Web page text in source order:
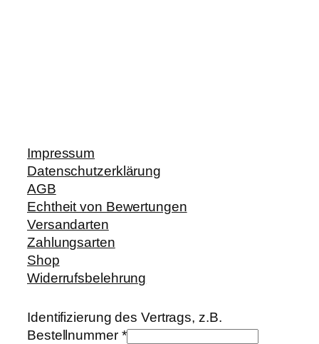
Impressum
Datenschutzerklärung
AGB
Echtheit von Bewertungen
Versandarten
Zahlungsarten
Shop
Widerrufsbelehrung
Identifizierung des Vertrags, z.B.
Bestellnummer *